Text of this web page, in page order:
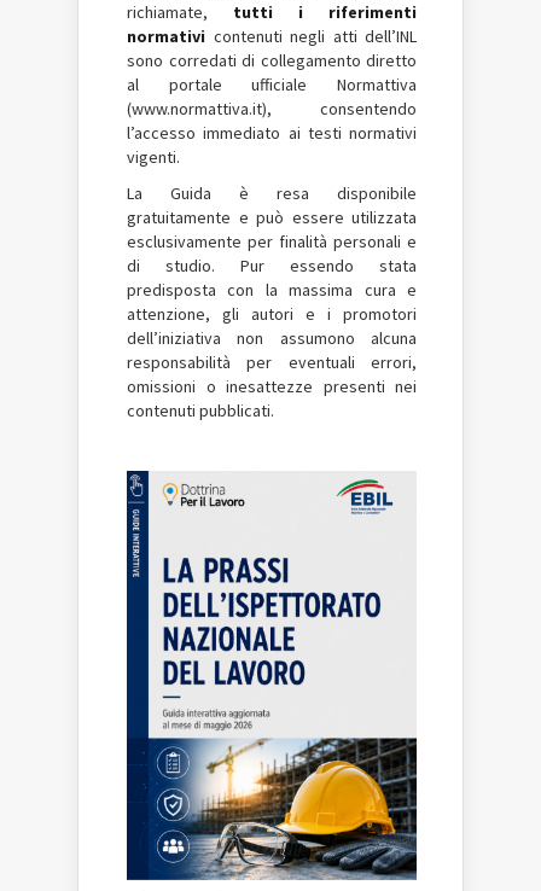
richiamate, tutti i riferimenti
normativi contenuti negli atti dell’INL
sono corredati di collegamento diretto
al portale ufficiale Normattiva
(www.normattiva.it), consentendo
l’accesso immediato ai testi normativi
vigenti.
La Guida è resa disponibile
gratuitamente e può essere utilizzata
esclusivamente per finalità personali e
di studio. Pur essendo stata
predisposta con la massima cura e
attenzione, gli autori e i promotori
dell’iniziativa non assumono alcuna
responsabilità per eventuali errori,
omissioni o inesattezze presenti nei
contenuti pubblicati.